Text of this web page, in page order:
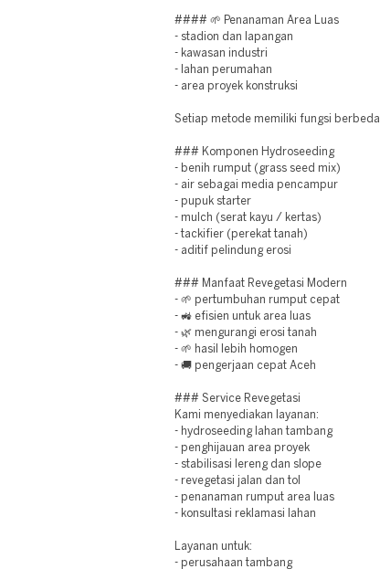
#### 🌱 Penanaman Area Luas
- stadion dan lapangan
- kawasan industri
- lahan perumahan
- area proyek konstruksi
Setiap metode memiliki fungsi berbeda.
### Komponen Hydroseeding
- benih rumput (grass seed mix)
- air sebagai media pencampur
- pupuk starter
- mulch (serat kayu / kertas)
- tackifier (perekat tanah)
- aditif pelindung erosi
### Manfaat Revegetasi Modern
- 🌱 pertumbuhan rumput cepat
- 🚜 efisien untuk area luas
- 🌿 mengurangi erosi tanah
- 🌱 hasil lebih homogen
- 🚚 pengerjaan cepat Aceh
### Service Revegetasi
Kami menyediakan layanan:
- hydroseeding lahan tambang
- penghijauan area proyek
- stabilisasi lereng dan slope
- revegetasi jalan dan tol
- penanaman rumput area luas
- konsultasi reklamasi lahan
Layanan untuk:
- perusahaan tambang